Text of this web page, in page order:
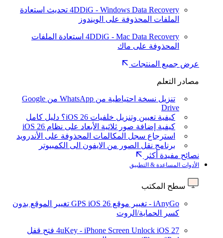
4DDiG - Windows Data Recovery تحديث استعادة
الملفات المحذوفة على الويندوز
4DDiG - Mac Data Recovery استعادة الملفات
المحذوفة على ماك
عرض جميع المنتجات
مصادر التعلم
تنزيل نسخة احتياطية من WhatsApp من Google
Drive
كيفية تعيين وتنزيل خلفيات iOS 26؟ دليل كامل
كيفية إضافة صور ثلاثية الأبعاد على نظام iOS 26
استرجاع سجل المكالمات المحذوفة على الأندرويد
برنامج نقل الصور من الايفون الى الكمبيوتر
نصائح مفيدة أكثر
الأدوات المساعدة & التطبيق
سطح المكتب
iAnyGo - تغيير موقع GPS iOS 26
تغيير الموقع بدون
كسر الحماية/الروت
4uKey - iPhone Screen Unlock iOS 27
فتح قفل